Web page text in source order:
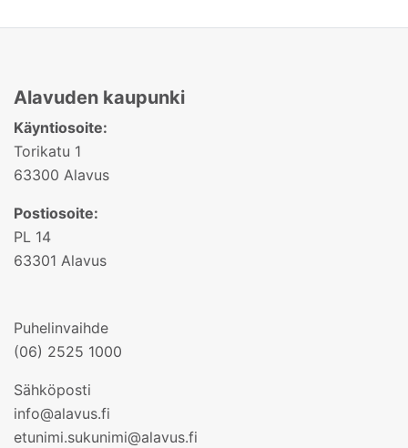
Alavuden kaupunki
Käyntiosoite:
Torikatu 1
63300 Alavus
Postiosoite:
PL 14
63301 Alavus
Puhelinvaihde
(06) 2525 1000
Sähköposti
info@alavus.fi
etunimi.sukunimi@alavus.fi